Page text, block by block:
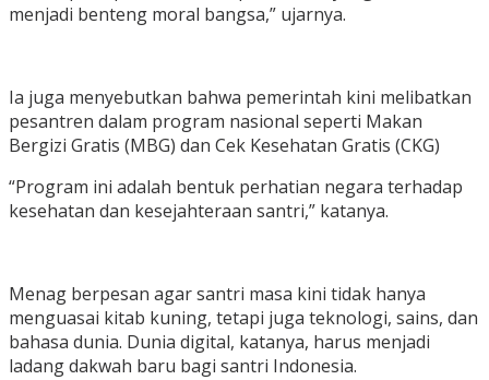
menjadi benteng moral bangsa,” ujarnya.
Ia juga menyebutkan bahwa pemerintah kini melibatkan
pesantren dalam program nasional seperti Makan
Bergizi Gratis (MBG) dan Cek Kesehatan Gratis (CKG)
“Program ini adalah bentuk perhatian negara terhadap
kesehatan dan kesejahteraan santri,” katanya.
Menag berpesan agar santri masa kini tidak hanya
menguasai kitab kuning, tetapi juga teknologi, sains, dan
bahasa dunia. Dunia digital, katanya, harus menjadi
ladang dakwah baru bagi santri Indonesia.